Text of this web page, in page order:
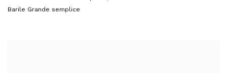
Barile Grande semplice